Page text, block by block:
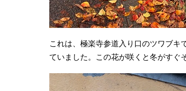
これは、極楽寺参道入り口のツワブキ
ていました。この花が咲くと冬がすぐ